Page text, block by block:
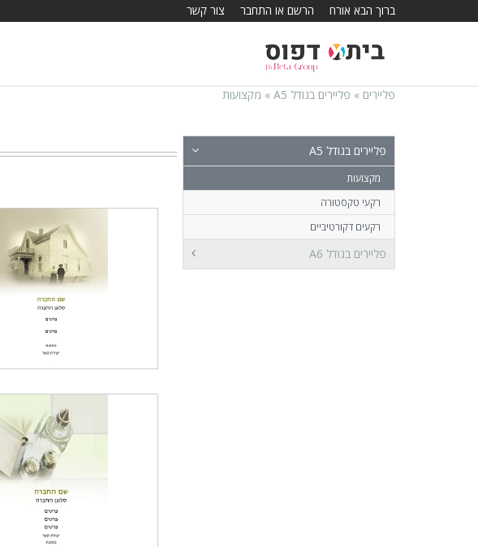
ברוך הבא אורח הרשם או התחבר צור קשר
פליירים » פליירים בגודל A5 » מקצועות
פליירים בגודל A5
מקצועות
רקעי טקסטורה
רקעים דקורטיביים
פליירים בגודל A6